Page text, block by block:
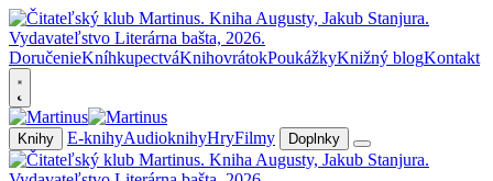
DoručenieKníhkupectváKnihovrátokPoukážkyKnižný blogKontakt
Knihy E-knihyAudioknihyHryFilmy Doplnky